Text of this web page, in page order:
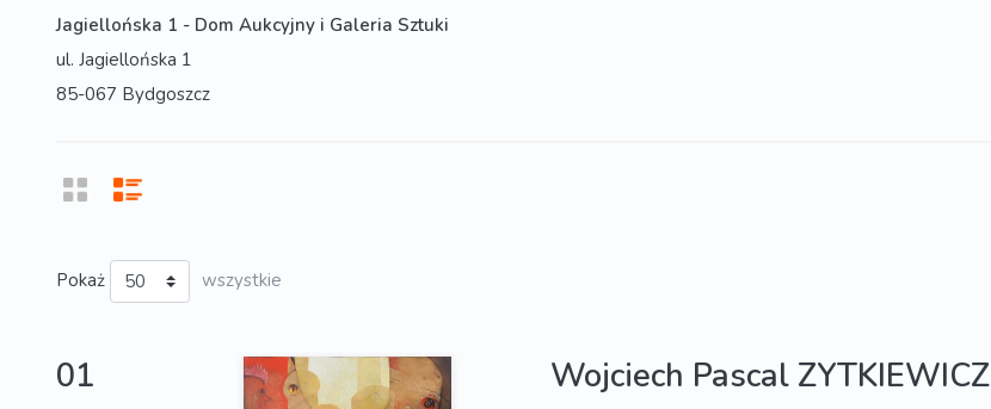
Jagiellońska 1 - Dom Aukcyjny i Galeria Sztuki
ul. Jagiellońska 1
85-067 Bydgoszcz
Pokaż wszystkie
01 Wojciech Pascal ZYTKIEWICZ